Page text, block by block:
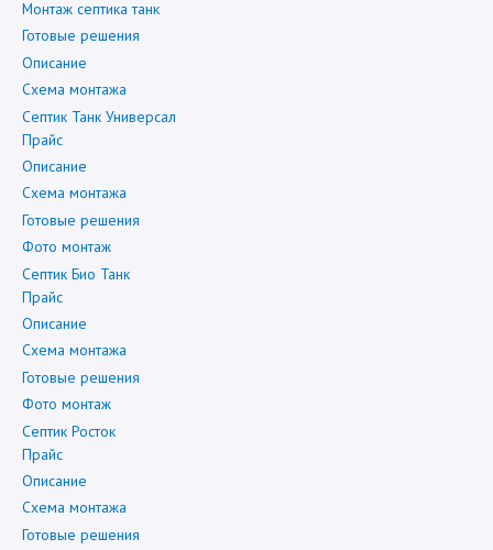
Монтаж септика танк
Готовые решения
Описание
Схема монтажа
Септик Танк Универсал
Прайс
Описание
Схема монтажа
Готовые решения
Фото монтаж
Септик Био Танк
Прайс
Описание
Схема монтажа
Готовые решения
Фото монтаж
Септик Росток
Прайс
Описание
Схема монтажа
Готовые решения